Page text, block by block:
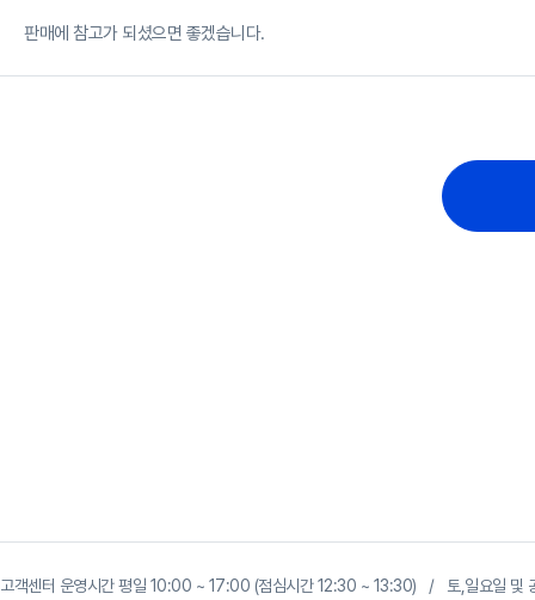
판매에 참고가 되셨으면 좋겠습니다.
고객센터 운영시간 평일 10:00 ~ 17:00 (점심시간 12:30 ~ 13:30) / 토,일요일 및